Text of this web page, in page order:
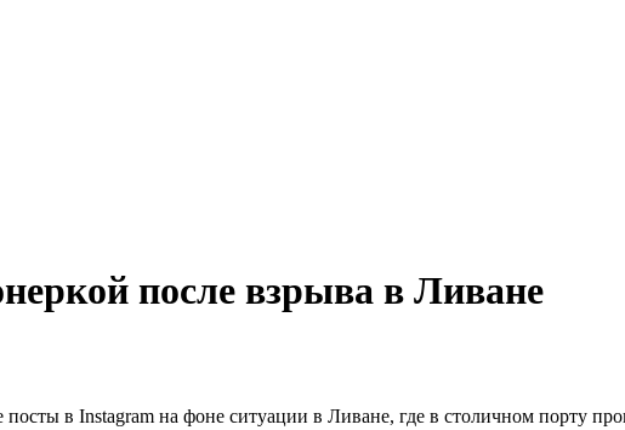
после взрыва в Ливане
в Instagram на фоне ситуации в Ливане, где в столичном порту